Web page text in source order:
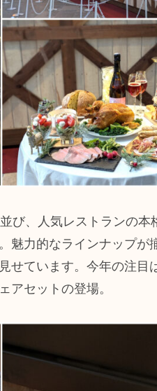
び、人気レストランの本
魅力的なラインナップが
せています。今年の注目
アセットの登場。